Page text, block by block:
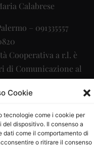
Cookie
tecnologie come i cookie per
dispositivo. Il consenso a
dati come il comportamento di
o ritirare il consenso
Calabrese
– 091335557
Cooperativa a r.l. è
di Comunicazione al